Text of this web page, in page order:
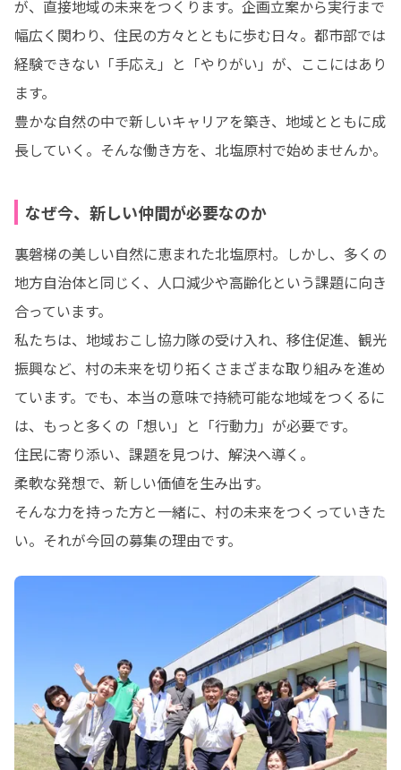
が、直接地域の未来をつくります。企画立案から実行まで
幅広く関わり、住民の方々とともに歩む日々。都市部では
経験できない「手応え」と「やりがい」が、ここにはあり
ます。
豊かな自然の中で新しいキャリアを築き、地域とともに成
長していく。そんな働き方を、北塩原村で始めませんか。
なぜ今、新しい仲間が必要なのか
裏磐梯の美しい自然に恵まれた北塩原村。しかし、多くの
地方自治体と同じく、人口減少や高齢化という課題に向き
合っています。
私たちは、地域おこし協力隊の受け入れ、移住促進、観光
振興など、村の未来を切り拓くさまざまな取り組みを進め
ています。でも、本当の意味で持続可能な地域をつくるに
は、もっと多くの「想い」と「行動力」が必要です。
住民に寄り添い、課題を見つけ、解決へ導く。
柔軟な発想で、新しい価値を生み出す。
そんな力を持った方と一緒に、村の未来をつくっていきた
い。それが今回の募集の理由です。